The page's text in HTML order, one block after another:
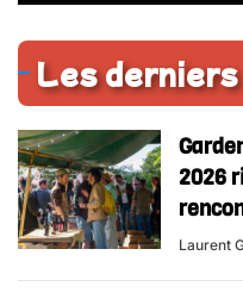
Les
2026
Laurent